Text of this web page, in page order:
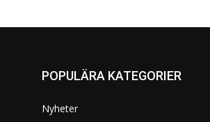
POPULÄRA KATEGORIER
Nyheter